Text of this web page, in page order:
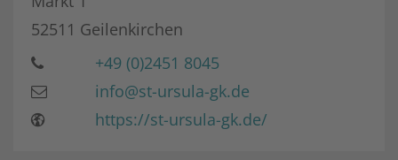
52511 Geilenkirchen
+49 (0)2451 8045
info@st-ursula-gk.de
https://st-ursula-gk.de/